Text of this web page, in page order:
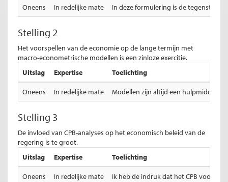
Oneens In redelijke mate In deze formulering is de
Stelling 2
Het voorspellen van de economie op de lange termijn met
macro-econometrische modellen is een zinloze exercitie.
Uitslag
Expertise Toelichting
Oneens In redelijke mate Modellen zijn altijd een hulpmiddel.
Stelling 3
De invloed van CPB-analyses op het economisch beleid van de
regering is te groot.
Uitslag
Expertise Toelichting
Oneens In redelijke mate Ik heb de indruk dat het CPB